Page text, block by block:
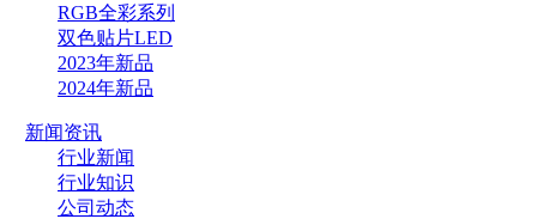
RGB全彩系列
双色贴片LED
2023年新品
2024年新品
新闻资讯
行业新闻
行业知识
公司动态